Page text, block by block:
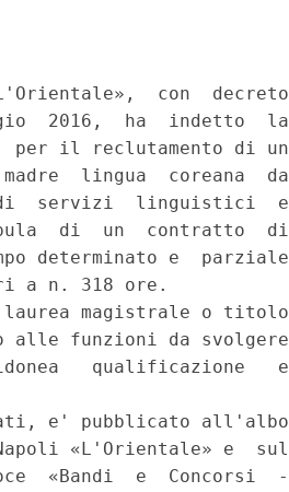
con  decreto
2016,  ha  indetto  la
il reclutamento di un
lingua  coreana  da
di  servizi  linguistici  e
di  un  contratto  di
determinato e  parziale
a n. 318 ore.
magistrale o titolo
alle funzioni da svolgere
qualificazione   e
e' pubblicato all'albo
«L'Orientale» e  sul
«Bandi  e  Concorsi  -